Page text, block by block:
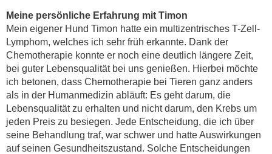
Meine persönliche Erfahrung mit Timon
Mein eigener Hund Timon hatte ein multizentrisches T-Zell-
Lymphom, welches ich sehr früh erkannte. Dank der
Chemotherapie konnte er noch eine deutlich längere Zeit,
bei guter Lebensqualität bei uns genießen. Hierbei möchte
ich betonen, dass Chemotherapie bei Tieren ganz anders
als in der Humanmedizin abläuft: Es geht darum, die
Lebensqualität zu erhalten und nicht darum, den Krebs um
jeden Preis zu besiegen. Jede Entscheidung, die ich über
seine Behandlung traf, war schwer und hatte Auswirkungen
auf seinen Gesundheitszustand. Solche Entscheidungen